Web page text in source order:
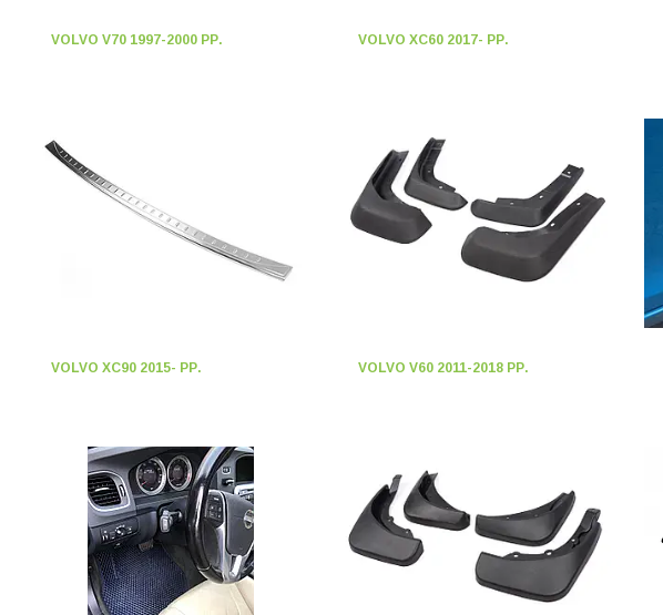
VOLVO V70 1997-2000 РР. VOLVO XC60 2017- РР.
VOLVO XC90 2015- РР. VOLVO V60 2011-2018 РР.